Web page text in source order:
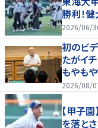
勝利！
2026/06/
初のビ
たがイ
もやも
2026/08/
【甲子
を落と